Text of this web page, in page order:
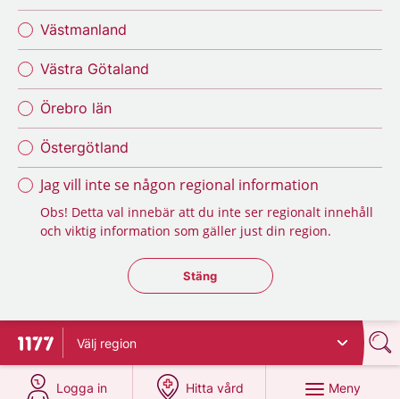
Västmanland
Västra Götaland
Örebro län
Östergötland
Jag vill inte se någon regional information
Obs! Detta val innebär att du inte ser regionalt innehåll
och viktig information som gäller just din region.
Stäng regionsväljaren
Stäng
Till startsidan för 1177
Välj region
Logga in
på 1177.se
Hitta vård
på 1177.se
Meny